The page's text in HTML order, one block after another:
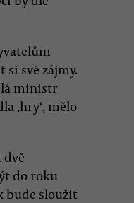
své zájmy.
ministr
,hry‘, mělo
dvě
do roku
bude sloužit